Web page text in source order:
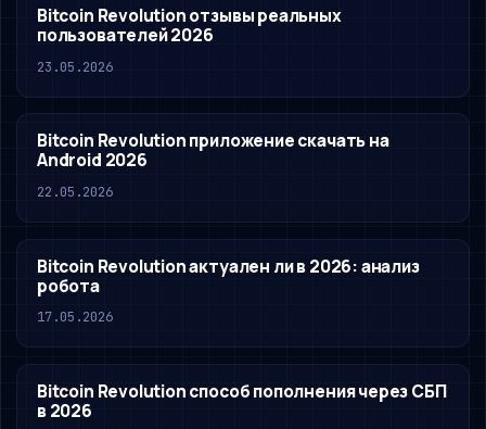
Bitcoin Revolution отзывы реальных
пользователей 2026
23.05.2026
Bitcoin Revolution приложение скачать на
Android 2026
22.05.2026
Bitcoin Revolution актуален ли в 2026: анализ
робота
17.05.2026
Bitcoin Revolution способ пополнения через СБП
в 2026